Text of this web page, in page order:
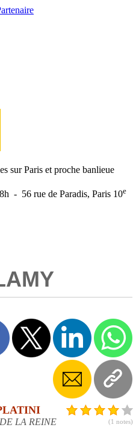
sur Paris et proche banlieue
- 56 rue de Paradis, Paris 10e
(1 notes)
LA REINE